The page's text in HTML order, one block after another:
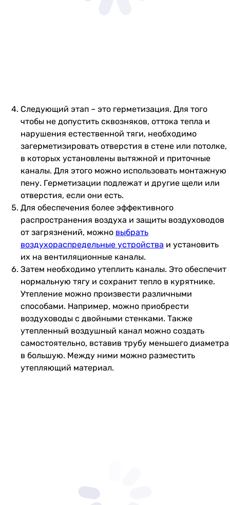
Следующий этап – это герметизация. Для того
чтобы не допустить сквозняков, оттока тепла и
нарушения естественной тяги, необходимо
загерметизировать отверстия в стене или потолке,
в которых установлены вытяжной и приточные
каналы. Для этого можно использовать монтажную
пену. Герметизации подлежат и другие щели или
отверстия, если они есть.
Для обеспечения более эффективного
распространения воздуха и защиты воздуховодов
от загрязнений, можно выбрать
воздухораспредельные устройства и установить
их на вентиляционные каналы.
Затем необходимо утеплить каналы. Это обеспечит
нормальную тягу и сохранит тепло в курятнике.
Утепление можно произвести различными
способами. Например, можно приобрести
воздуховоды с двойными стенками. Также
утепленный воздушный канал можно создать
самостоятельно, вставив трубу меньшего диаметра
в большую. Между ними можно разместить
утепляющий материал.